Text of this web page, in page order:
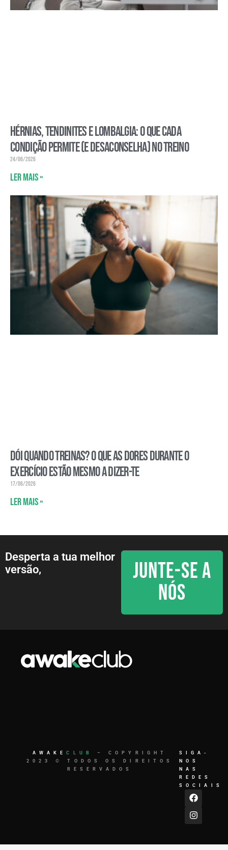
Hérnias, tendinites e lombalgia: o que cada
condição permite (e desaconselha) no treino
24/06/2026
Ler mais »
Dói quando treinas? O que as dores durante o
exercício estão mesmo a dizer-te
17/06/2026
Ler mais »
Desperta a tua melhor
versão,
JUNTE-SE A
NÓS
AWAKECLUB
– COPYRIGHT
2023 © TODOS OS DIREITOS
RESERVADOS
SIGA-
NOS
NAS
REDES
SOCIAIS